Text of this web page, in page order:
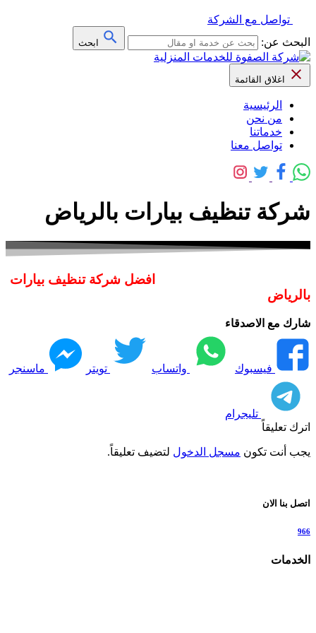
تواصل مع الشركة
البحث عن:
ابحث
اغلاق القائمة
الرئيسية
من نحن
خدماتنا
تواصل معنا
شركة تنظيف بيارات بالرياض
افضل شركة تنظيف بيارات
بالرياض
شارك مع الاصدقاء
فيسبوك واتساب تويتر ماسنجر
تليجرام
اترك تعليقاً
يجب أنت تكون مسجل الدخول لتضيف تعليقاً.
اتصل بنا الان
966
الخدمات